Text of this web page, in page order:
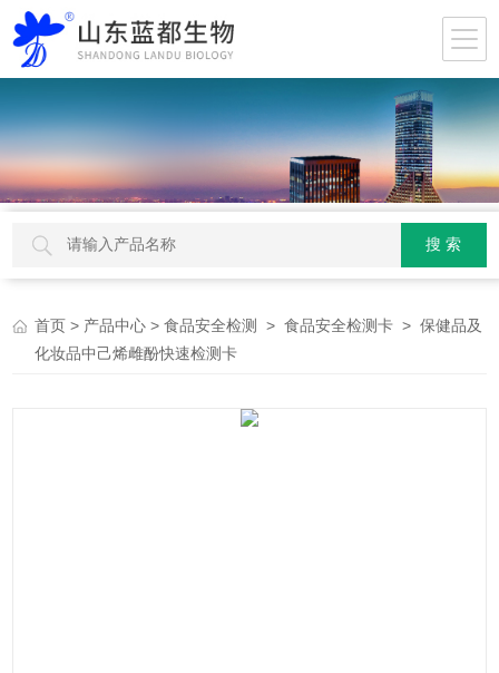
首页 > 产品中心 >食品安全检测 >食品安全检测卡 > 保健品及
化妆品中己烯雌酚快速检测卡